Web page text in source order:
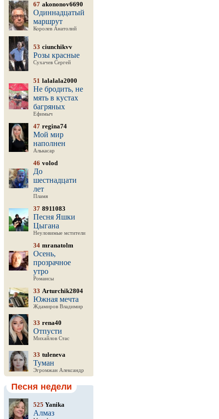
67 akononov6690
Одиннадцатый
маршрут
Королев Анатолий
53 ciunchikvv
Розы красные
Сухачев Сергей
51 lalalala2000
Не бродить, не
мять в кустах
багряных
Ефимыч
47 regina74
Мой мир
наполнен
Алькасар
46 volod
До
шестнадцати
лет
Пламя
37 8911083
Песня Яшки
Цыгана
Неуловимые мстители
34 mranatolm
Осень,
прозрачное
утро
Романсы
33 Arturchik2804
Южная мечта
Ждамиров Владимир
33 rena40
Отпусти
Михайлов Стас
33 tuleneva
Туман
Эгромжан Александр
Песня недели
525 Yanika
Алмаз